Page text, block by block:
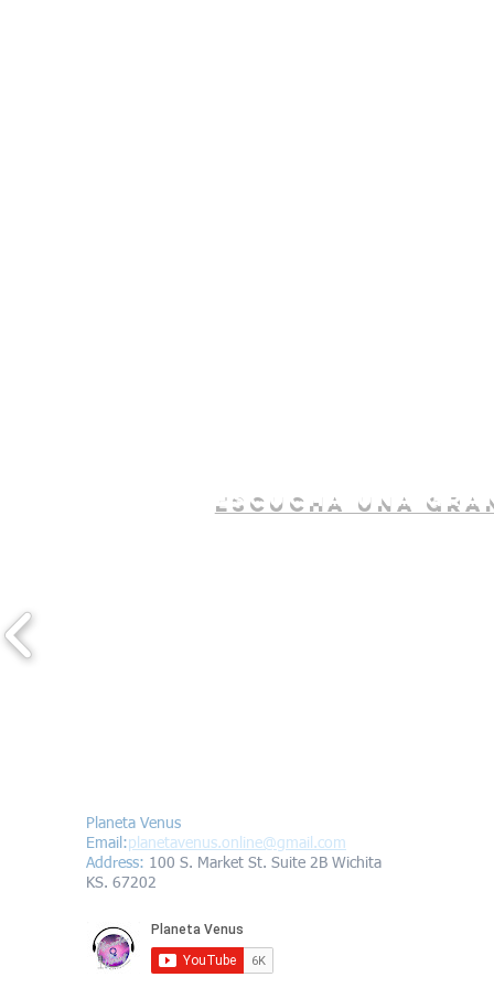
escucha una
Planeta Venus
Email:planetavenus.online@gmail.com
Address: 100 S. Market St. Suite 2B Wichita
KS. 67202